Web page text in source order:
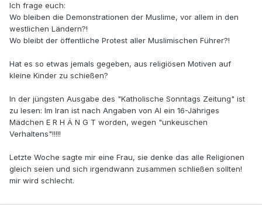
Ich frage euch:
Wo bleiben die Demonstrationen der Muslime, vor allem in den
westlichen Ländern?!
Wo bleibt der öffentliche Protest aller Muslimischen Führer?!
Hat es so etwas jemals gegeben, aus religiösen Motiven auf
kleine Kinder zu schießen?
In der jüngsten Ausgabe des "Katholische Sonntags Zeitung" ist
zu lesen: Im Iran ist nach Angaben von AI ein 16-Jähriges
Mädchen E R H Ä N G T worden, wegen "unkeuschen
Verhaltens"!!!!!
Letzte Woche sagte mir eine Frau, sie denke das alle Religionen
gleich seien und sich irgendwann zusammen schließen sollten!
mir wird schlecht.